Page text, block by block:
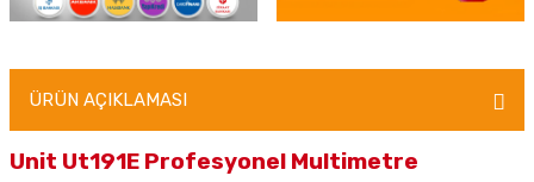
ÜRÜN AÇIKLAMASI
Unit Ut191E Profesyonel Multimetre